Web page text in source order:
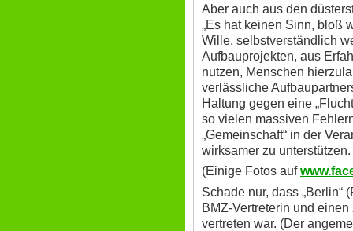
Aber auch aus den
„Es hat keinen Sinn, bloß
Wille, selbstverständlich
Aufbauprojekten, aus
nutzen, Menschen
verlässliche
Haltung gegen eine
so vielen massiven
„Gemeinschaft“ in der
wirksamer zu unterstützen.
(Einige Fotos auf
Schade nur, dass „Berlin“
BMZ-Vertreterin und
vertreten war. (Der